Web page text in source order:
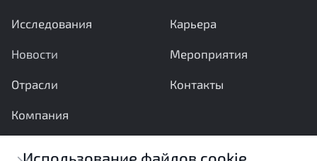
Исследования
Новости
Отрасли
Компания
Карьера
Мероприятия
Контакты